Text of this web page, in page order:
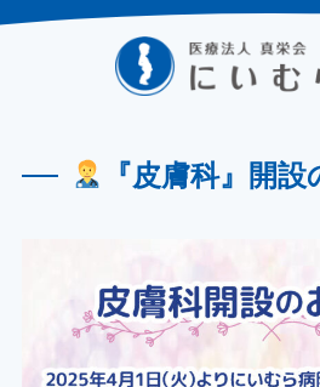
『皮膚科』開